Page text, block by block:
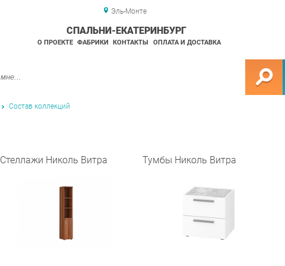
Эль-Монте
СПАЛЬНИ-ЕКАТЕРИНБУРГ
О ПРОЕКТЕ ФАБРИКИ КОНТАКТЫ ОПЛАТА И ДОСТАВКА
Состав коллекций
Стеллажи Николь Витра Тумбы Николь Витра